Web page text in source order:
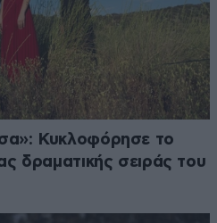
Κυκλοφόρησε το
δραματικής σειράς του